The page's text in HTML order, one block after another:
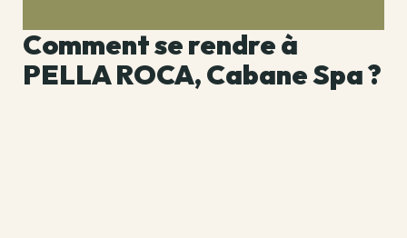
Comment se rendre à
PELLA ROCA, Cabane Spa ?